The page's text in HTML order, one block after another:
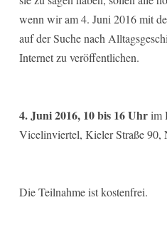
wenn wir am 4. Juni 2016 mit
auf der Suche nach
Internet zu veröffentlichen.
4. Juni 2016, 10 bis 16 Uhrim
Vicelinviertel, Kieler Straße 90,
Die Teilnahme ist kostenfrei.